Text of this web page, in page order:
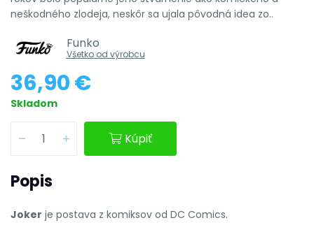
neškodného zlodeja, neskôr sa ujala pôvodná idea zo..
Funko
Všetko od výrobcu
36,90 €
Skladom
Kúpiť
Popis
Joker je postava z komiksov od DC Comics.